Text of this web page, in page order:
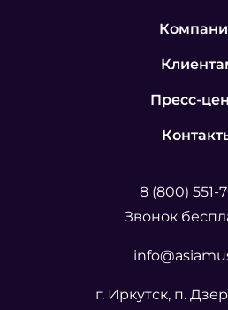
Пресс-
8 (800) 551-
Звонок
г. Иркутск, п.